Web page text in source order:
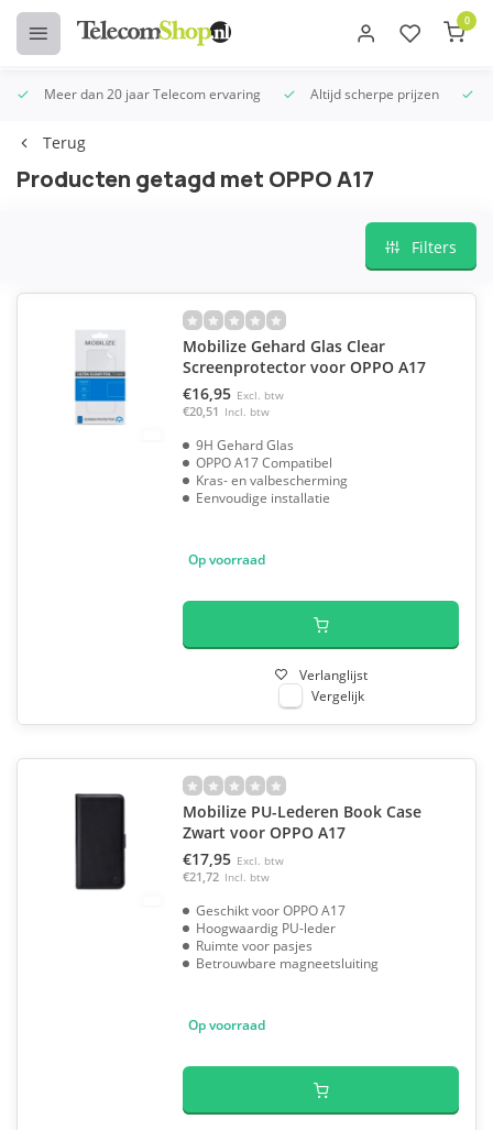
0
Meer dan 20 jaar Telecom ervaring Altijd scherpe prijzen
Terug
Producten getagd met OPPO A17
Filters
Mobilize Gehard Glas Clear
Screenprotector voor OPPO A17
€16,95 Excl. btw
€20,51 Incl. btw
9H Gehard Glas
OPPO A17 Compatibel
Kras- en valbescherming
Eenvoudige installatie
Op voorraad
Verlanglijst
Vergelijk
Mobilize PU-Lederen Book Case
Zwart voor OPPO A17
€17,95 Excl. btw
€21,72 Incl. btw
Geschikt voor OPPO A17
Hoogwaardig PU-leder
Ruimte voor pasjes
Betrouwbare magneetsluiting
Op voorraad